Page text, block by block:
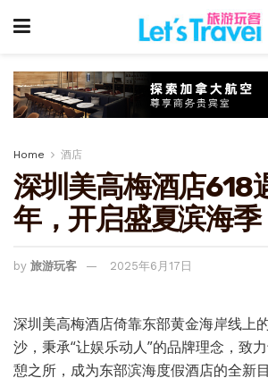
Home 酒店
深圳美高梅酒店618
年，开启盛夏滨海季
by 旅游玩客 2025年6月17日
深圳美高梅酒店倚靠东部黄金海岸线上
沙，秉承“让娱乐动人”的品牌理念，致
憩之所，成为东部滨海度假酒店的全新